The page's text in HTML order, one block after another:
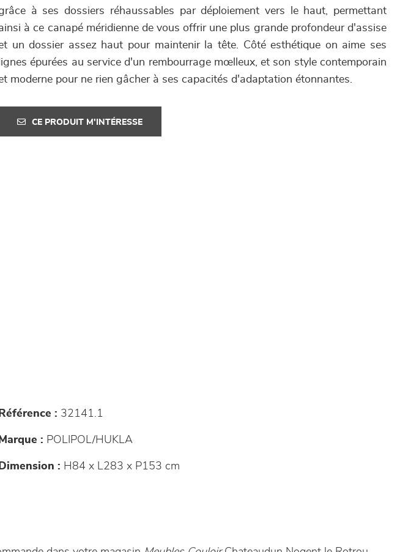
à ses dossiers réhaussables par déploiement vers le haut, permettant
à ce canapé méridienne de vous offrir une plus grande profondeur d'assise
un dossier assez haut pour maintenir la tête. Côté esthétique on aime ses
lignes épurées au service d'un rembourrage mœlleux, et son style contemporain
moderne pour ne rien gâcher à ses capacités d'adaptation étonnantes.
CE PRODUIT M'INTÉRESSE
Référence : 32141.1
Marque : POLIPOL/HUKLA
Dimension : H84 x L283 x P153 cm